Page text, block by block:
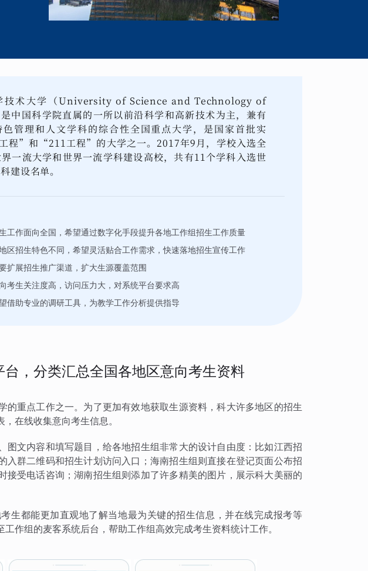
技术大学（University of Science and Technology of
中国科学院直属的一所以前沿科学和高新技术为主，兼有
色管理和人文学科的综合性全国重点大学，是国家首批实
程”和“211工程”的大学之一。2017年9月，学校入选全
一流大学和世界一流学科建设高校，共有11个学科入选世
建设名单。
工作面向全国，希望通过数字化手段提升各地工作组招生工作质量
区招生特色不同，希望灵活贴合工作需求，快速落地招生宣传工作
扩展招生推广渠道，扩大生源覆盖范围
考生关注度高，访问压力大，对系统平台要求高
借助专业的调研工具，为教学工作分析提供指导
，分类汇总全国各地区意向考生资料
的重点工作之一。为了更加有效地获取生源资料，科大许多地区的招生
在线收集意向考生信息。
图文内容和填写题目，给各地招生组非常大的设计自由度：比如江西招
入群二维码和招生计划访问入口；海南招生组则直接在登记页面公布招
接受电话咨询；湖南招生组则添加了许多精美的图片，展示科大美丽的
生都能更加直观地了解当地最为关键的招生信息，并在线完成报考等
作组的麦客系统后台，帮助工作组高效完成考生资料统计工作。